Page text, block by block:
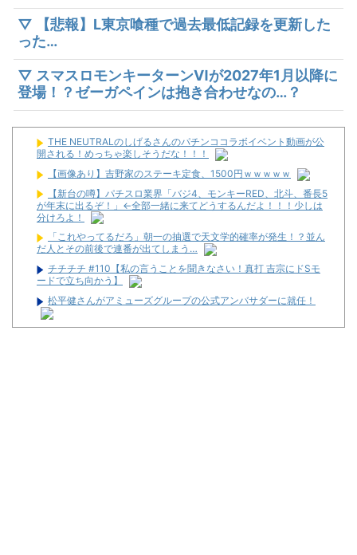
▽ 【悲報】L東京喰種で過去最低記録を更新した
った…
▽ スマスロモンキーターンⅥが2027年1月以降に
登場！？ゼーガペインは抱き合わせなの…？
THE NEUTRALのしげるさんのパチンココラボイベント動画が公
開される！めっちゃ楽しそうだな！！！
【画像あり】吉野家のステーキ定食、1500円ｗｗｗｗｗ
【新台の噂】パチスロ業界「バジ4、モンキーRED、北斗、番長5
が年末に出るぞ！」←全部一緒に来てどうするんだよ！！！少しは
分けろよ！
「これやってるだろ」朝一の抽選で天文学的確率が発生！？並ん
だ人とその前後で連番が出てしまう…
チチチチ #110【私の言うことを聞きなさい！真打 吉宗にドSモ
ードで立ち向かう】
松平健さんがアミューズグループの公式アンバサダーに就任！
【悲報】パチンカスさん「客のデータを収集し出玉を全て管理。